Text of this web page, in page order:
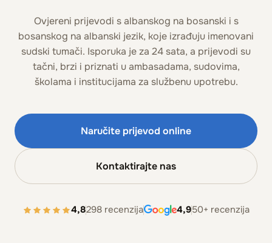
Ovjereni prijevodi s albanskog na bosanski i s
bosanskog na albanski jezik, koje izrađuju imenovani
sudski tumači. Isporuka je za 24 sata, a prijevodi su
tačni, brzi i priznati u ambasadama, sudovima,
školama i institucijama za službenu upotrebu.
Naručite prijevod online
Kontaktirajte nas
4,8298 recenzija 4,950+ recenzija